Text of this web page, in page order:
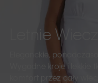
Letnie
Eleganckie,
Wygodne kroje i lekkie
komfort przez cały